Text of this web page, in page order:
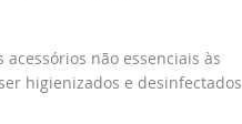
não essenciais às
higienizados e desinfectados